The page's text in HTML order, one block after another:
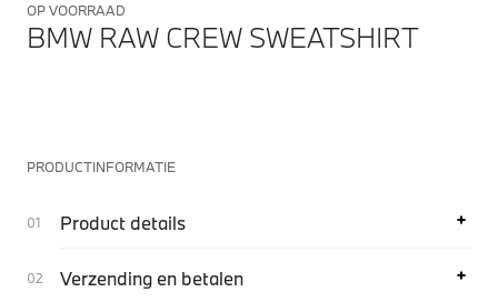
OP VOORRAAD
BMW RAW CREW SWEATSHIRT
PRODUCTINFORMATIE
Product details
Verzending en betalen